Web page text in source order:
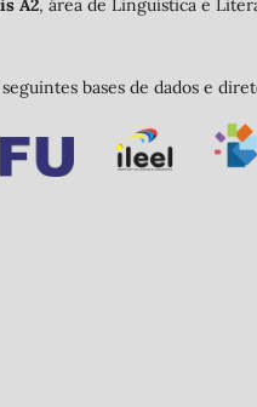
A2, área de Linguística e
seguintes bases de dados e